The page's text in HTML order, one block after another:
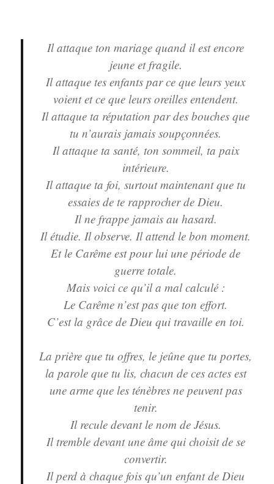
Il attaque ton mariage quand il est encore
jeune et fragile.
Il attaque tes enfants par ce que leurs yeux
voient et ce que leurs oreilles entendent.
Il attaque ta réputation par des bouches que
tu n’aurais jamais soupçonnées.
Il attaque ta santé, ton sommeil, ta paix
intérieure.
Il attaque ta foi, surtout maintenant que tu
essaies de te rapprocher de Dieu.
Il ne frappe jamais au hasard.
Il étudie. Il observe. Il attend le bon moment.
Et le Carême est pour lui une période de
guerre totale.
Mais voici ce qu’il a mal calculé :
Le Carême n’est pas que ton effort.
C’est la grâce de Dieu qui travaille en toi.
La prière que tu offres, le jeûne que tu portes,
la parole que tu lis, chacun de ces actes est
une arme que les ténèbres ne peuvent pas
tenir.
Il recule devant le nom de Jésus.
Il tremble devant une âme qui choisit de se
convertir.
Il perd à chaque fois qu’un enfant de Dieu